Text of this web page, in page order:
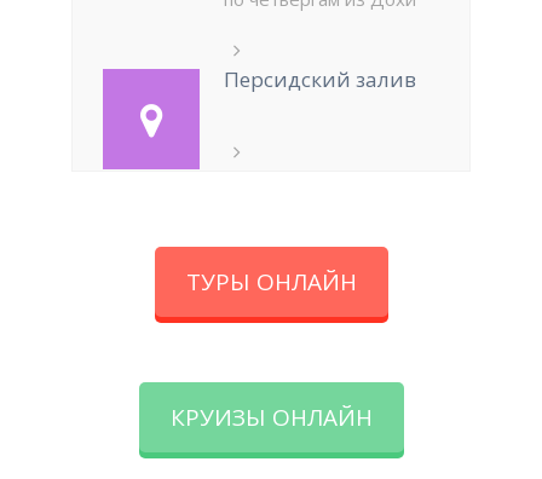
Персидский залив
ТУРЫ ОНЛАЙН
КРУИЗЫ ОНЛАЙН